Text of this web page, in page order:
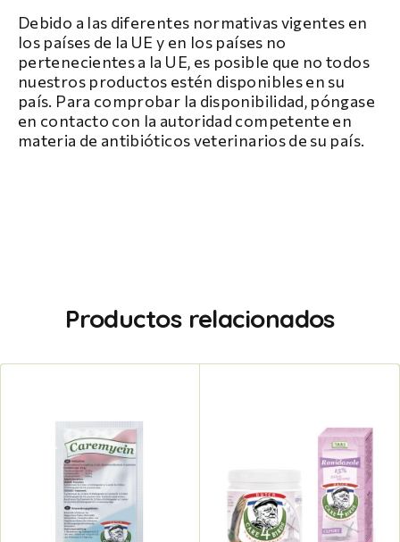
Debido a las diferentes normativas vigentes en
los países de la UE y en los países no
pertenecientes a la UE, es posible que no todos
nuestros productos estén disponibles en su
país. Para comprobar la disponibilidad, póngase
en contacto con la autoridad competente en
materia de antibióticos veterinarios de su país.
Productos relacionados